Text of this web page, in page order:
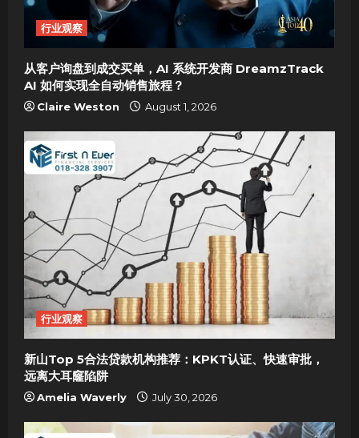
i
o
n
行业观察
从客户询盘到成交买单，AI 系统开发商 DreamzTrack
AI 如何实现全自动销售旅程？
Claire Weston August 1, 2026
行业观察
新山Top 5合法贷款机构推荐：KPKT认证、快速审批，
远离大耳窿陷阱
Amelia Waverly July 30, 2026